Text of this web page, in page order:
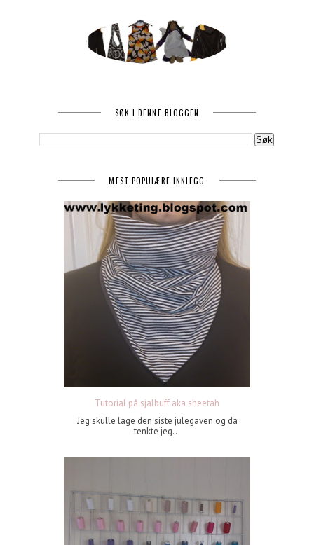
SØK I DENNE BLOGGEN
MEST POPULÆRE INNLEGG
Tutorial på sjalbuff aka sheetah
Jeg skulle lage den siste julegaven og da
tenkte jeg...